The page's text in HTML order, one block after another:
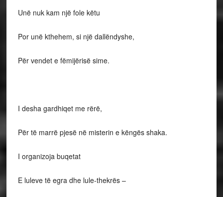
Unë nuk kam një fole këtu
Por unë kthehem, si një dallëndyshe,
Për vendet e fëmijërisë sime.
I desha gardhiqet me rërë,
Për të marrë pjesë në misterin e këngës shaka.
I organizoja buqetat
E luleve të egra dhe lule-thekrës –